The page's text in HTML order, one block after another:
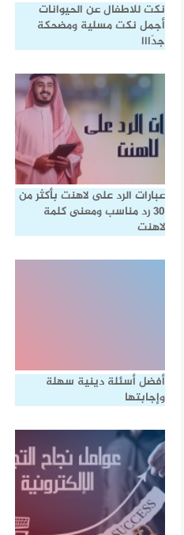
نكت للاطفال عن الحيوانات
أجمل نكت مسلية ومضحكة
جدًااا
عبارات الرد على لاهنت بأكثر من
30 رد مناسب ومعنى كلمة
لاهنت
أفضل أسئلة دينية سهلة
وإجابتها